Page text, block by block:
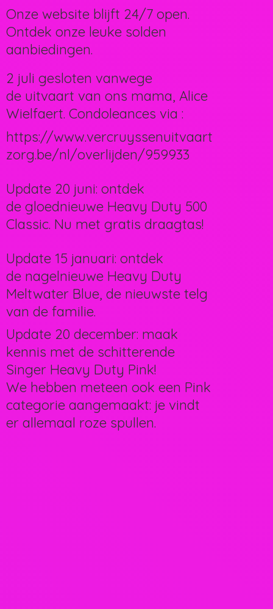
Onze website blijft 24/7 open.
Ontdek onze leuke solden
aanbiedingen.
2 juli gesloten vanwege
de uitvaart van ons mama, Alice
Wielfaert. Condoleances via :
https://www.vercruyssenuitvaart
zorg.be/nl/overlijden/959933
Update 20 juni: ontdek
de gloednieuwe Heavy Duty 500
Classic. Nu met gratis draagtas!
Update 15 januari: ontdek
de nagelnieuwe Heavy Duty
Meltwater Blue, de nieuwste telg
van de familie.
Update 20 december: maak
kennis met de schitterende
Singer Heavy Duty Pink!
We hebben meteen ook een Pink
categorie aangemaakt: je vindt
er allemaal roze spullen.